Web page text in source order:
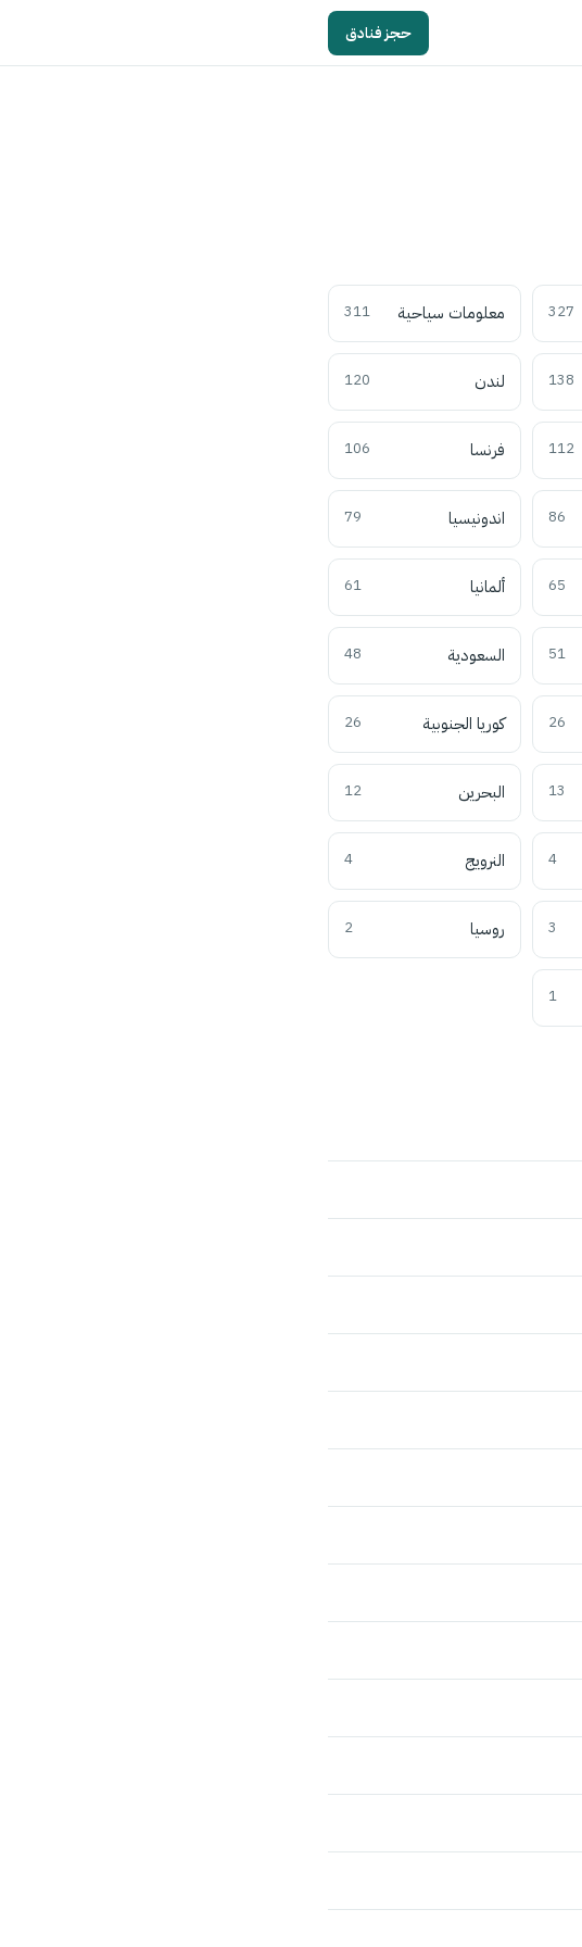
حجز فنادق
327 معلومات سياحية 311
138 لندن 120
112 فرنسا 106
86 اندونيسيا 79
65 ألمانيا 61
51 السعودية 48
26 كوريا الجنوبية 26
13 البحرين 12
4 النرويج 4
3 روسيا 2
1